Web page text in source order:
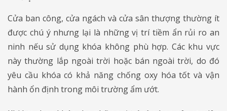
Cửa ban công, cửa ngách và cửa sân thượng thường ít
được chú ý nhưng lại là những vị trí tiềm ẩn rủi ro an
ninh nếu sử dụng khóa không phù hợp. Các khu vực
này thường lắp ngoài trời hoặc bán ngoài trời, do đó
yêu cầu khóa có khả năng chống oxy hóa tốt và vận
hành ổn định trong môi trường ẩm ướt.